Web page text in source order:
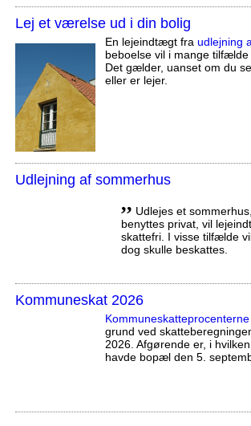
Lej et værelse ud i din bolig
En lejeindtægt fra udlejning
beboelse vil i mange
Det gælder, uanset om du
eller er lejer.
Udlejning af sommerhus
,, Udlejes et
benyttes privat, vil
skattefri. I visse tilfælde
dog skulle beskattes.
Kommuneskat 2026
Kommuneskatte­procenterne
grund ved
2026. Afgørende er, i
havde bopæl den 5.